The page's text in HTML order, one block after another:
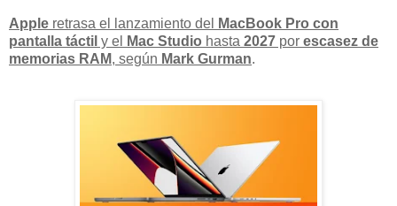
Apple retrasa el lanzamiento del
MacBook Pro con
pantalla táctil y el Mac Studio hasta 2027 por escasez de
memorias RAM, según Mark Gurman.